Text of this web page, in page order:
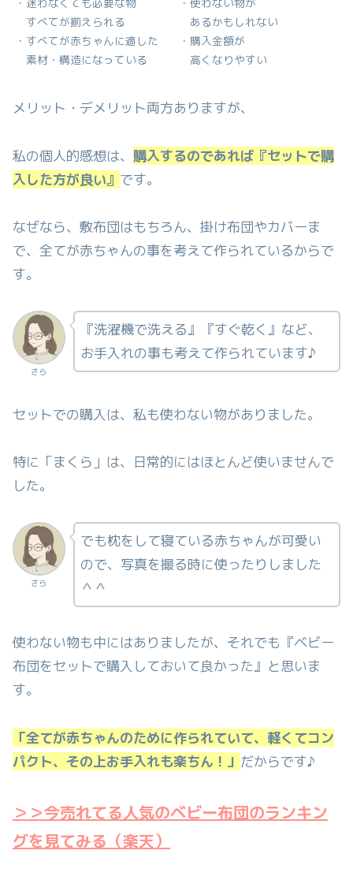
・迷わなくても必要な物
すべてが揃えられる
・すべてが赤ちゃんに適した
素材・構造になっている
・使わない物が
あるかもしれない
・購入金額が
高くなりやすい
メリット・デメリット両方ありますが、
私の個人的感想は、 購入するのであれば『セットで購
入した方が良い』 です。
なぜなら、敷布団はもちろん、掛け布団やカバーま
で、全てが赤ちゃんの事を考えて作られているからで
す。
さら
『洗濯機で洗える』『すぐ乾く』など、
お手入れの事も考えて作られています♪
セットでの購入は、私も使わない物がありました。
特に「まくら」は、日常的にはほとんど使いませんで
した。
さら
でも枕をして寝ている赤ちゃんが可愛い
ので、写真を撮る時に使ったりしました
＾＾
使わない物も中にはありましたが、それでも『ベビー
布団をセットで購入しておいて良かった』と思いま
す。
「全てが赤ちゃんのために作られていて、軽くてコン
パクト、その上お手入れも楽ちん！」 だからです♪
＞＞今売れてる人気のベビー布団のランキン
グを見てみる（楽天）